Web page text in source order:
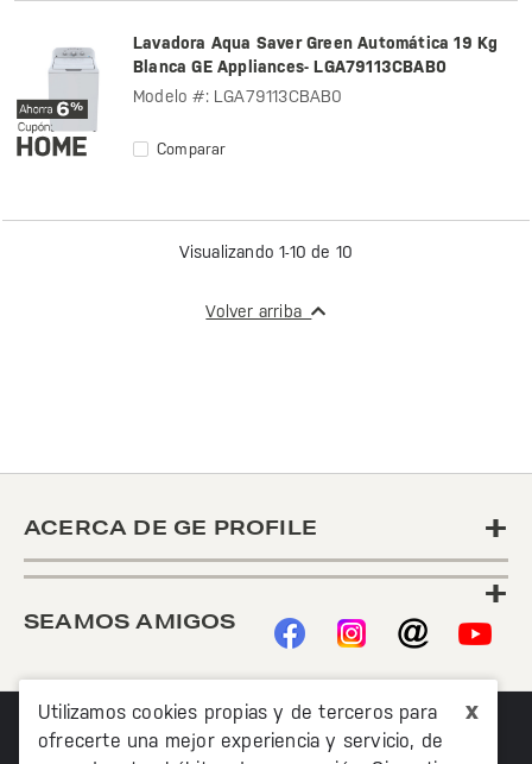
x
Utilizamos cookies propias y de terceros para
ofrecerte una mejor experiencia y servicio, de
Lavadora Aqua Saver Green Automática 19 Kg
Blanca GE Appliances- LGA79113CBAB0
Modelo #: LGA79113CBAB0
Comparar
Visualizando 1-10 de 10
Volver arriba
ACERCA DE GE PROFILE
+
+
SEAMOS AMIGOS